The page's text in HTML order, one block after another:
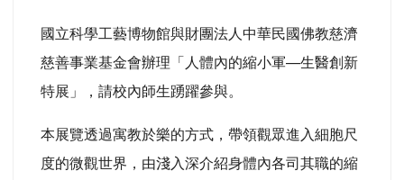
國立科學工藝博物館與財團法人中華民國佛教慈濟
慈善事業基金會辦理「人體內的縮小軍—生醫創新
特展」，請校內師生踴躍參與。
本展覽透過寓教於樂的方式，帶領觀眾進入細胞尺
度的微觀世界，由淺入深介紹身體內各司其職的縮